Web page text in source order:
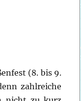
(8. bis 9.
zahlreiche